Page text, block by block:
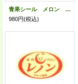
青果シール メロン キューピット用 200枚 ナント種苗(株)
980円(税込)